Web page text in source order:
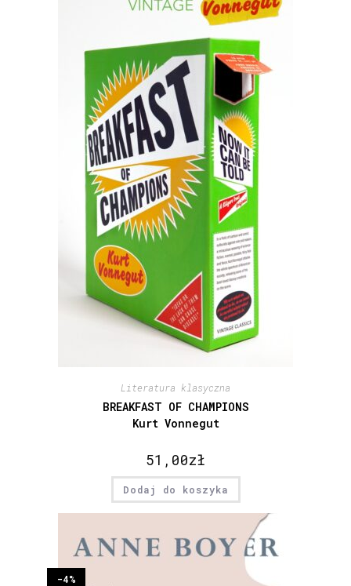
Literatura klasyczna
BREAKFAST OF CHAMPIONS
Kurt Vonnegut
51,00zł
Dodaj do koszyka
-4%